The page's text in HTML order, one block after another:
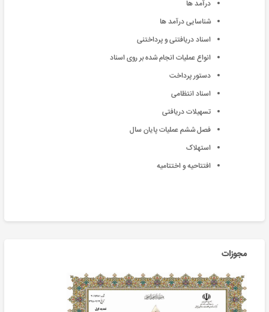
درآمد ها
شناسایی درآمد ها
اسناد دریافتنی و پرداختنی
انواع عملیات انجام شده بر روی اسناد
دستور پرداخت
اسناد انتظامی
تسهیلات دریافتی
فصل ششم عملیات پایان سال
استهلاک
افتتاحیه و اختتامیه
مجوزات